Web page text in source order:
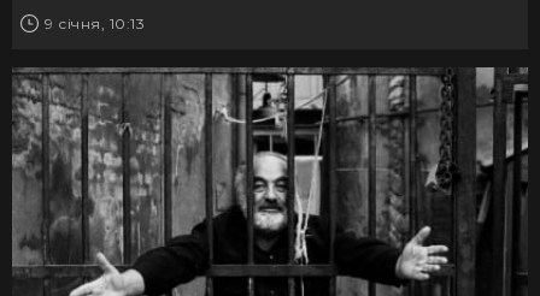
9 січня, 10:13